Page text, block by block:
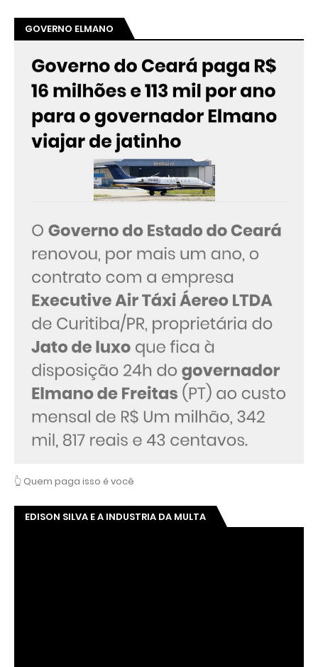
GOVERNO ELMANO
👆 Quem paga isso é você
EDISON SILVA E A INDUSTRIA DA MULTA